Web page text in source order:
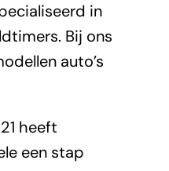
in
Bij ons
auto’s
heeft
een stap